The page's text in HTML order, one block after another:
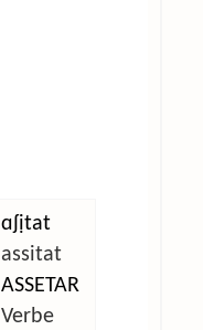
ɑʃịtat
assitat
ASSETAR
Verbe